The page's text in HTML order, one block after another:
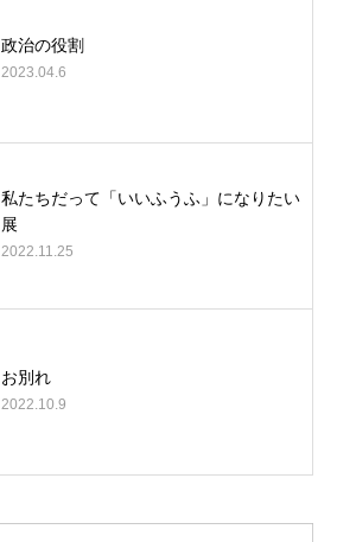
政治の役割
2023.04.6
私たちだって「いいふうふ」になりたい
展
2022.11.25
お別れ
2022.10.9